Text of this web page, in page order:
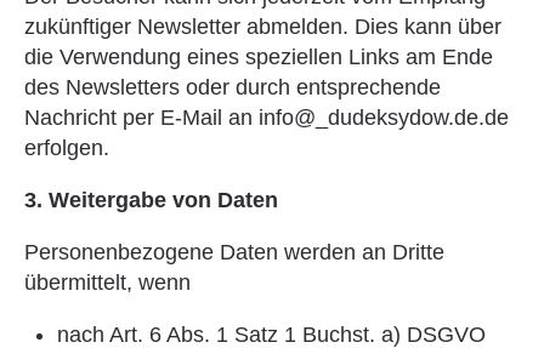
zukünftiger Newsletter abmelden. Dies kann über
die Verwendung eines speziellen Links am Ende
des Newsletters oder durch entsprechende
Nachricht per E-Mail an info@_dudeksydow.de.de
erfolgen.
3. Weitergabe von Daten
Personenbezogene Daten werden an Dritte
übermittelt, wenn
nach Art. 6 Abs. 1 Satz 1 Buchst. a) DSGVO